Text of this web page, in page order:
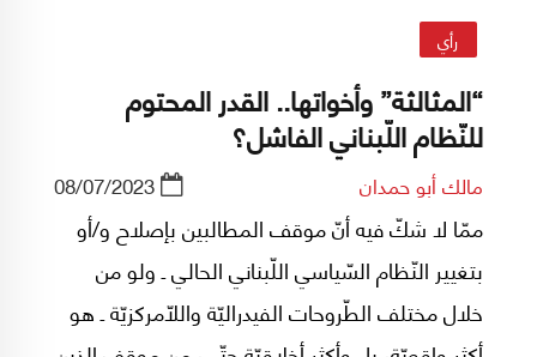
رأي
“المثالثة” وأخواتها.. القدر المحتوم
للنّظام اللّبناني الفاشل؟
مالك أبو حمدان 08/07/2023
ممّا لا شكّ فيه أنّ موقف المطالبين بإصلاح و/أو
بتغيير النّظام السّياسي اللّبناني الحالي ـ ولو من
خلال مختلف الطّروحات الفيدراليّة واللّامركزيّة ـ هو